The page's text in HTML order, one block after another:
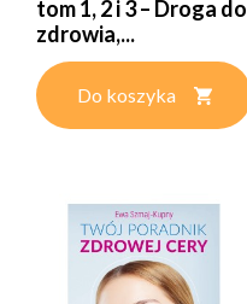
tom 1, 2 i 3 – Droga do
zdrowia,...
Do koszyka